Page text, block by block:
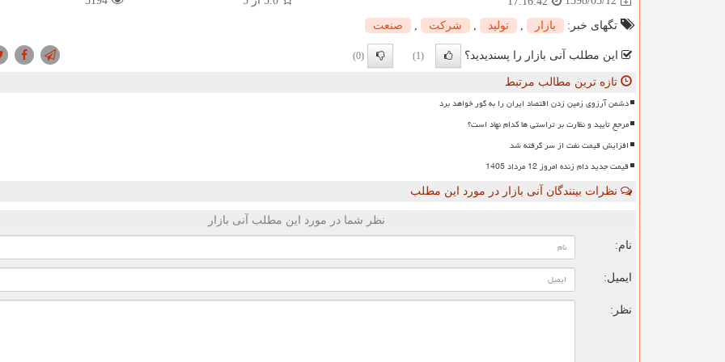
تگهای خبر: بازار تولید شركت صنعت
این مطلب آنی بازار را پسندیدید؟ (1)
(0)
تازه ترین مطالب مرتبط
دشمن آرزوی زمین زدن اقتصاد ایران را به گور خواهد برد
مرجع تأیید و نظارت بر تراستی ها کدام نهاد است؟
افزایش قیمت نفت از سر گرفته شد
قیمت جدید دام زنده امروز 12 مرداد 1405
نظرات بینندگان آنی بازار در مورد این مطلب
نظر شما در مورد این مطلب آنی بازار
نام:
ایمیل:
نظر: